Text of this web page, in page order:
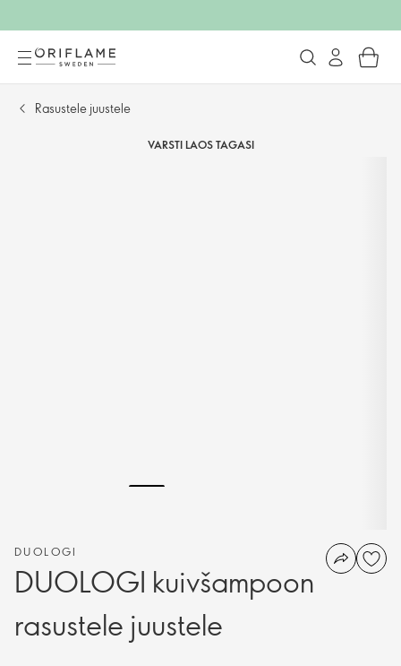
Rasustele juustele
VARSTI LAOS TAGASI
DUOLOGI
DUOLOGI kuivšampoon
rasustele juustele